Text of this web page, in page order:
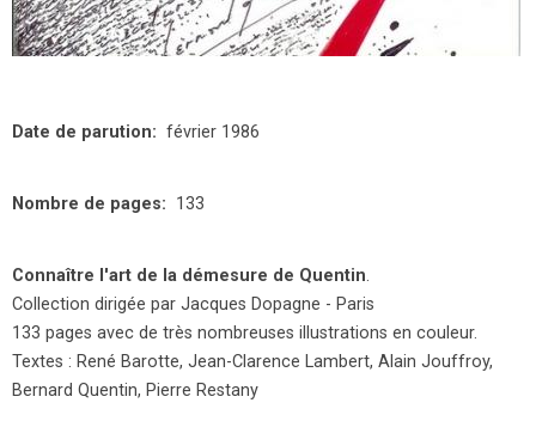
Date de parution février 1986
Nombre de pages 133
Connaître l'art de la démesure de Quentin.
Collection dirigée par Jacques Dopagne - Paris
133 pages avec de très nombreuses illustrations en couleur.
Textes : René Barotte, Jean-Clarence Lambert, Alain Jouffroy,
Bernard Quentin, Pierre Restany